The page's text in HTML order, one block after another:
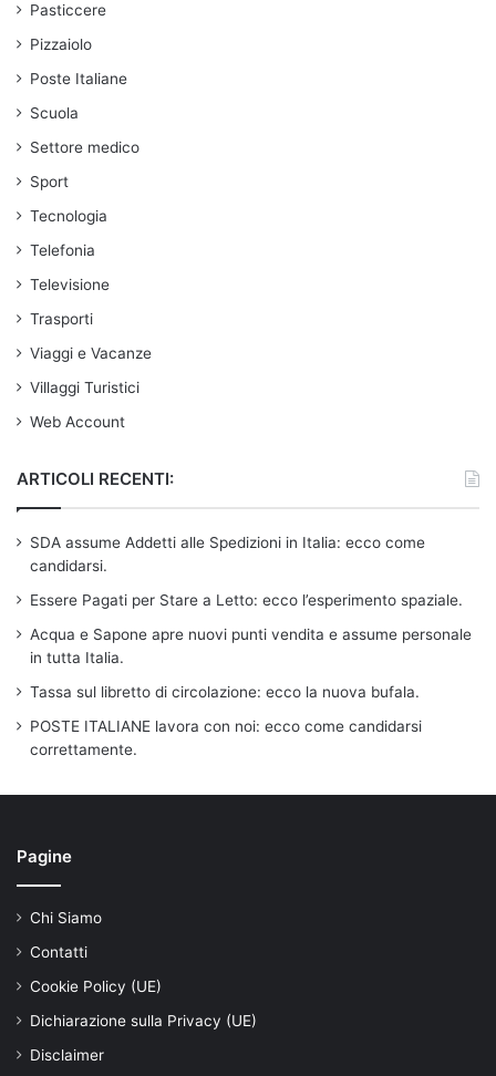
Pasticcere
Pizzaiolo
Poste Italiane
Scuola
Settore medico
Sport
Tecnologia
Telefonia
Televisione
Trasporti
Viaggi e Vacanze
Villaggi Turistici
Web Account
ARTICOLI RECENTI:
SDA assume Addetti alle Spedizioni in Italia: ecco come
candidarsi.
Essere Pagati per Stare a Letto: ecco l’esperimento spaziale.
Acqua e Sapone apre nuovi punti vendita e assume personale
in tutta Italia.
Tassa sul libretto di circolazione: ecco la nuova bufala.
POSTE ITALIANE lavora con noi: ecco come candidarsi
correttamente.
Pagine
Chi Siamo
Contatti
Cookie Policy (UE)
Dichiarazione sulla Privacy (UE)
Disclaimer